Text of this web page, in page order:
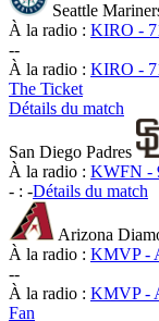
Seattle
À la radio : KIRO -
--
À la radio : KIRO -
The Ticket
Détails du match
San Diego Padres
À la radio : KWFN -
- : -Détails du match
Arizona
À la radio : KMVP -
--
À la radio : KMVP -
Fan